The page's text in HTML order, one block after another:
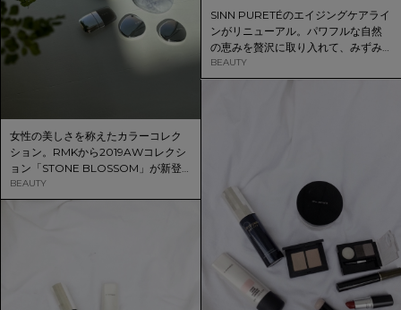
女性の美しさを称えたカラーコレク
ション。RMKから2019AWコレクシ
ョン「STONE BLOSSOM」が新登
場です。
BEAUTY
SINN PURETÉのエイジングケアライ
ンがリニューアル。パワフルな自然
の恵みを贅沢に取り入れて、みずみ
ずしい肌を作ろう。
BEAUTY